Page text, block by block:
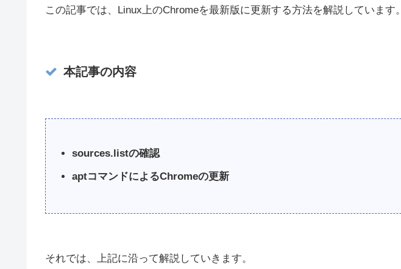
この記事では、Linux上のChromeを最新版に更新する方法を解説しています。
本記事の内容
sources.listの確認
aptコマンドによるChromeの更新
それでは、上記に沿って解説していきます。